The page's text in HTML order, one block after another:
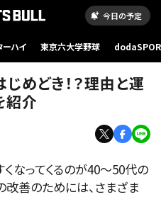
今日の予定
ーハイ 東京六大学野球
めどき！？理由と運
紹介
なってくるのが40～50代の
改善のためには、さまざま